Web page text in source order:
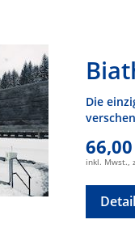
Die
inkl. Mwst.,